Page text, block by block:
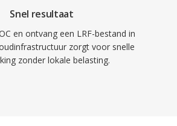
Snel resultaat
en ontvang een LRF-bestand in
zorgt voor snelle
zonder lokale belasting.